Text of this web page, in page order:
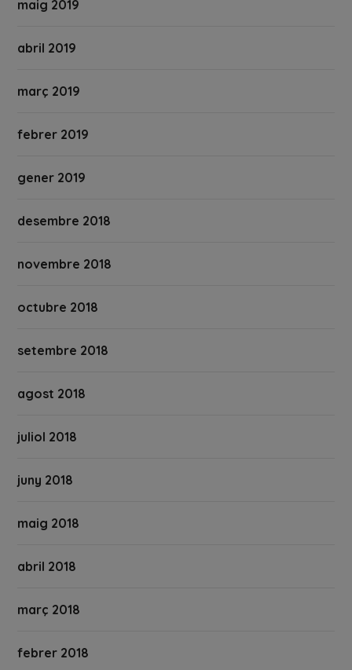
maig 2019
abril 2019
març 2019
febrer 2019
gener 2019
desembre 2018
novembre 2018
octubre 2018
setembre 2018
agost 2018
juliol 2018
juny 2018
maig 2018
abril 2018
març 2018
febrer 2018